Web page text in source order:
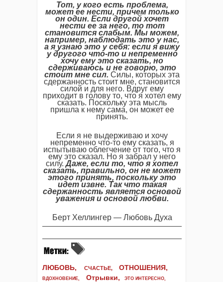
Тот, у кого есть проблема,
может ее нести, причем только
он один. Если другой хочет
нести ее за него, то тот
становится слабым. Мы можем,
например, наблюдать это у нас,
а я узнаю это у себя: если я вижу
у другого что-то и непременно
хочу ему это сказать, но
сдерживаюсь и не говорю, это
стоит мне сил. Силы, которых эта
сдержанность стоит мне, становится
силой и для него. Вдруг ему
приходит в голову то, что я хотел ему
сказать. Поскольку эта мысль
пришла к нему сама, он может ее
принять.
Если я не выдерживаю и хочу
непременно что-то ему сказать, я
испытываю облегчение от того, что я
ему это сказал. Но я забрал у него
силу.Даже, если то, что я хотел
сказать, правильно, он не может
этого принять, поскольку это
идет извне. Так что такая
сдержанность является основой
уважения и основой любви.
Берт Хеллингер — Любовь Духа
ЛЮБОВЬ, СЧАСТЬЕ, ОТНОШЕНИЯ,
ВДОХНОВЕНИЕ, Отрывки, ЭТО ИНТЕРЕСНО,